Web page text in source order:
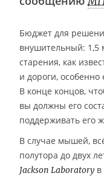
Бюджет для
внушительный: 1,5
старения, как
и дороги,
В конце концов,
вы должны его
поддерживать его
В случае мышей,
полутора до двух
Jackson Laboratory